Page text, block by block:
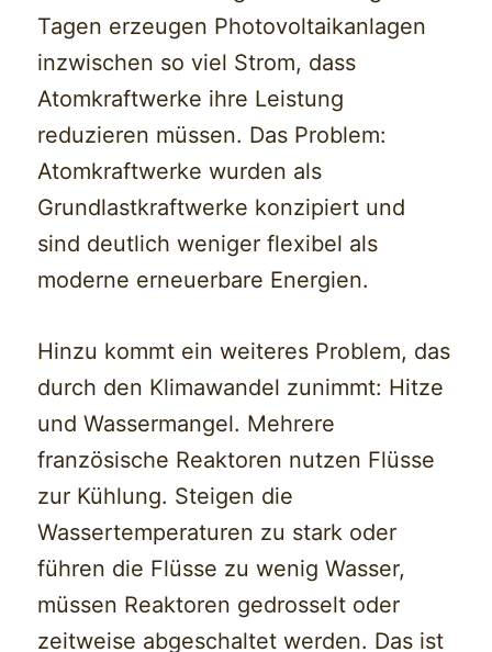
Tagen erzeugen Photovoltaikanlagen
inzwischen so viel Strom, dass
Atomkraftwerke ihre Leistung
reduzieren müssen. Das Problem:
Atomkraftwerke wurden als
Grundlastkraftwerke konzipiert und
sind deutlich weniger flexibel als
moderne erneuerbare Energien.
Hinzu kommt ein weiteres Problem, das
durch den Klimawandel zunimmt: Hitze
und Wassermangel. Mehrere
französische Reaktoren nutzen Flüsse
zur Kühlung. Steigen die
Wassertemperaturen zu stark oder
führen die Flüsse zu wenig Wasser,
müssen Reaktoren gedrosselt oder
zeitweise abgeschaltet werden. Das ist